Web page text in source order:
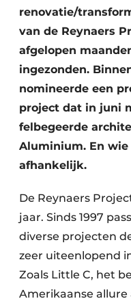
renovatie/
van de Reynaers
afgelopen
ingezonden.
nomineerde een
project dat in juni
felbegeerde
Aluminium. En
afhankelijk.
De Reynaers
jaar. Sinds 1997
diverse projecten
zeer uiteenlopend
Zoals Little C, het
Amerikaanse allure